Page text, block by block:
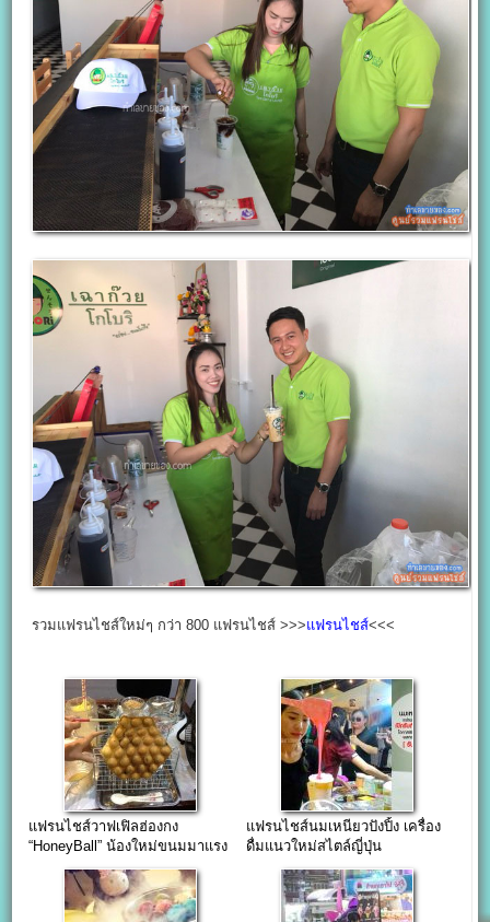
รวมแฟรนไชส์ใหม่ๆ กว่า 800 แฟรนไชส์ >>>แฟรนไชส์<<<
แฟรนไชส์วาฟเฟิลฮ่องกง
“HoneyBall” น้องใหม่ขนมมาแรง
แฟรนไชส์นมเหนียวปังปิ้ง เครื่อง
ดื่มแนวใหม่สไตล์ญี่ปุ่น